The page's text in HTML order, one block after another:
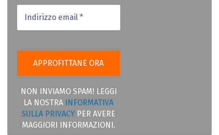
NON INVIAMO SPAM! LEGGI
LA NOSTRA
INFORMATIVA
SULLA PRIVACY PER AVERE
MAGGIORI INFORMAZIONI.